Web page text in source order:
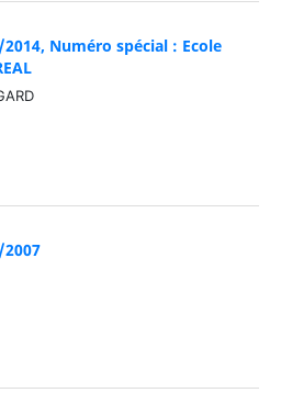
Numéro spécial : Ecole